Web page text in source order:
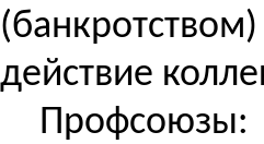
действие
Профсоюзы: